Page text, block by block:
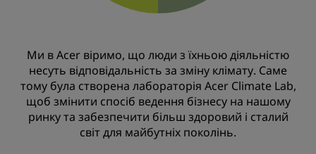
Ми в Acer віримо, що люди з їхньою діяльністю
несуть відповідальність за зміну клімату. Саме
тому була створена лабораторія Acer Climate Lab,
щоб змінити спосіб ведення бізнесу на нашому
ринку та забезпечити більш здоровий і сталий
світ для майбутніх поколінь.